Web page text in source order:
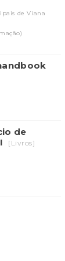
de Viana
de
[Livros]